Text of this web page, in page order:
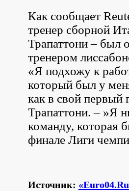
Как сообщает
тренер сборной
Трапаттони – был
тренером
«Я подхожу к
который был у
как в свой первый
Трапаттони. – »Я
команду, которая
финале Лиги
Источник: